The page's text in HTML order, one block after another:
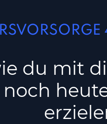
du mit